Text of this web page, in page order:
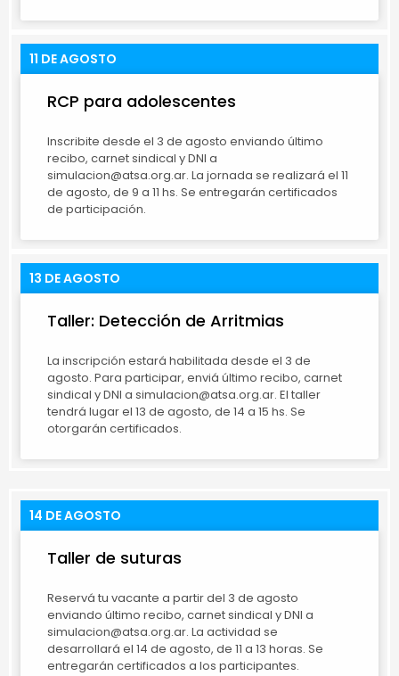
11 DE AGOSTO
RCP para adolescentes
Inscribite desde el 3 de agosto enviando último
recibo, carnet sindical y DNI a
simulacion@atsa.org.ar. La jornada se realizará el 11
de agosto, de 9 a 11 hs. Se entregarán certificados
de participación.
13 DE AGOSTO
Taller: Detección de Arritmias
La inscripción estará habilitada desde el 3 de
agosto. Para participar, enviá último recibo, carnet
sindical y DNI a simulacion@atsa.org.ar. El taller
tendrá lugar el 13 de agosto, de 14 a 15 hs. Se
otorgarán certificados.
14 DE AGOSTO
Taller de suturas
Reservá tu vacante a partir del 3 de agosto
enviando último recibo, carnet sindical y DNI a
simulacion@atsa.org.ar. La actividad se
desarrollará el 14 de agosto, de 11 a 13 horas. Se
entregarán certificados a los participantes.